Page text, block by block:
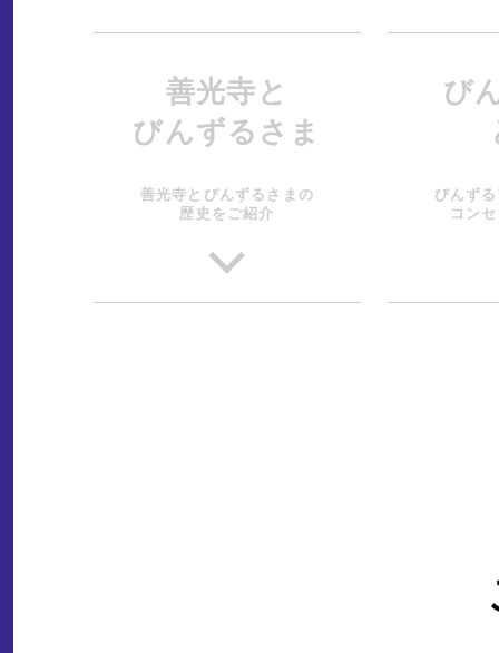
善光寺と
びんずるさま
善光寺とびんずるさまの
歴史をご紹介
び
びんず
コン